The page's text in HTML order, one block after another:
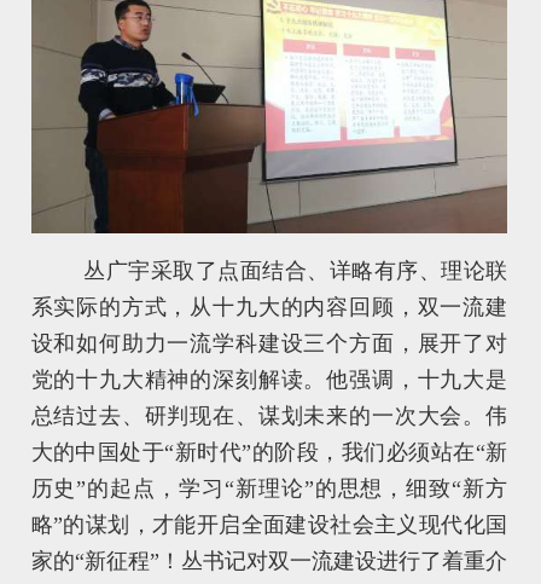
丛广宇采取了点面结合、详略有序、理论联
系实际的方式，从十九大的内容回顾，双一流建
设和如何助力一流学科建设三个方面，展开了对
党的十九大精神的深刻解读。他强调，十九大是
总结过去、研判现在、谋划未来的一次大会。伟
大的中国处于“新时代”的阶段，我们必须站在“新
历史”的起点，学习“新理论”的思想，细致“新方
略”的谋划，才能开启全面建设社会主义现代化国
家的“新征程”！丛书记对双一流建设进行了着重介